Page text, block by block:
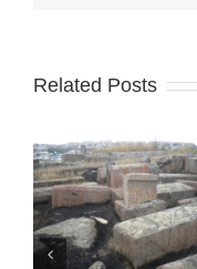
Related Posts